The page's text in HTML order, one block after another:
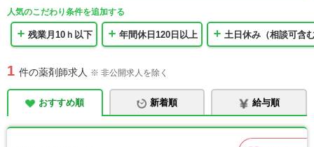
人気のこだわり条件を追加する
残業月10ｈ以下 年間休日120日以上 土日休み（相談可含
1 件の薬剤師求人 ※ 非公開求人を除く
おすすめ順 新着順 給与順